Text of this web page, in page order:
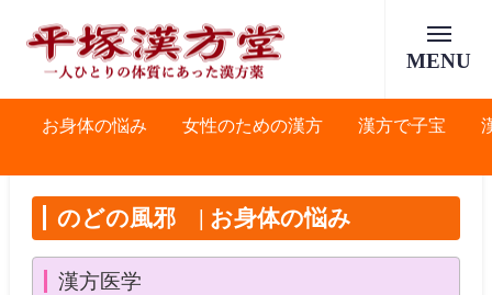
MENU
お身体の悩み 女性のための漢方 漢方で子宝
のどの風邪 | お身体の悩み
漢方医学